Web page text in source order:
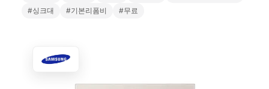
#싱크대
#기본리폼비 #무료